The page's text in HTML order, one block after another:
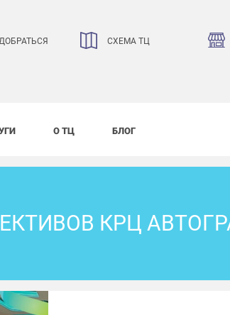
СХЕМА ТЦ
О ТЦ БЛОГ
КРЦ